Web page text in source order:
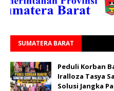
SUMATERA BARAT
Peduli Korban
Iralloza Tasya
Solusi Jangka